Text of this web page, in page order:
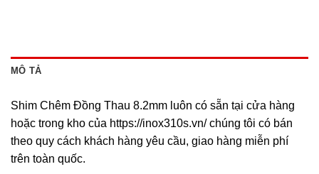
MÔ TẢ
Shim Chêm Đồng Thau 8.2mm luôn có sẵn tại cửa hàng
hoặc trong kho của https://inox310s.vn/ chúng tôi có bán
theo quy cách khách hàng yêu cầu, giao hàng miễn phí
trên toàn quốc.